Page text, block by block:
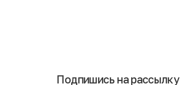
Подпишись на рассылку